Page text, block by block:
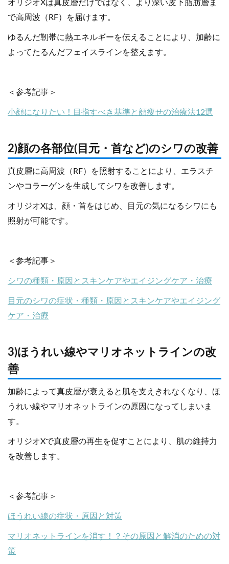
オリジオXは真皮層だけではなく、より深い皮下脂肪層ま
で高周波（RF）を届けます。
ゆるんだ靭帯に熱エネルギーを伝えることにより、加齢に
よってたるんだフェイスラインを整えます。
＜参考記事＞
小顔になりたい！目指すべき基準と顔痩せの治療法12選
2)顔の各部位(目元・首など)のシワの改善
真皮層に高周波（RF）を照射することにより、エラスチ
ンやコラーゲンを生成してシワを改善します。
オリジオXは、顔・首をはじめ、目元の気になるシワにも
照射が可能です。
＜参考記事＞
シワの種類・原因とスキンケアやエイジングケア・治療
目元のシワの症状・種類・原因とスキンケアやエイジング
ケア・治療
3)ほうれい線やマリオネットラインの改
善
加齢によって真皮層が衰えると肌を支えきれなくなり、ほ
うれい線やマリオネットラインの原因になってしまいま
す。
オリジオXで真皮層の再生を促すことにより、肌の維持力
を改善します。
＜参考記事＞
ほうれい線の症状・原因と対策
マリオネットラインを消す！？その原因と解消のための対
策